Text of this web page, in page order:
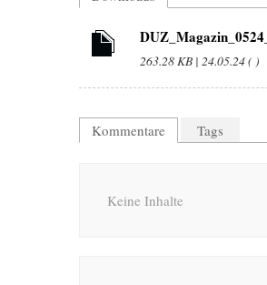
263.28 KB | 24.05.24 ( )
Kommentare Tags
Keine Inhalte